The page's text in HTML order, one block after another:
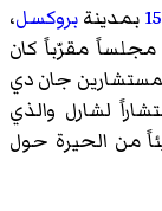
بمدينةبروكسل،
مجلساً مقرّباً كان
جان دي
لشارل والذي
من الحيرة حول